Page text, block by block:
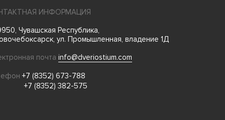
ИНФОРМАЦИЯ
Чувашская Республика,
ул. Промышленная, владение 1Д
почта info@dveriostium.com
+7 (8352) 673-788
+7 (8352) 382-575